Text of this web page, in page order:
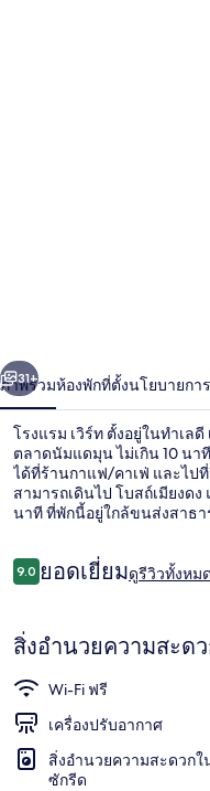
า
ถัดไป
31+
ภาพรวมห้องพักที่ตั้งนโยบายกา
โรงแรม เวิร์ท ตั้งอยู่ในทำเล
ตลาดนัมแดมุน ไม่เกิน 10 นา
ได้ที่ร้านกาแฟ/คาเฟ่ และไป
สามารถเดินไป โบสถ์เมียงด
นาที ที่พักนี้อยู่ใกล้ขนส่งสาธา
รีวิว
9.09.0 จาก 10
ยอดเยี่ยมดูรีวิวทั้งหม
สิ่งอำนวยความสะด
Wi-Fi ฟรี
เครื่องปรับอากาศ
สิ่งอำนวยความสะดวกใ
ซักรีด